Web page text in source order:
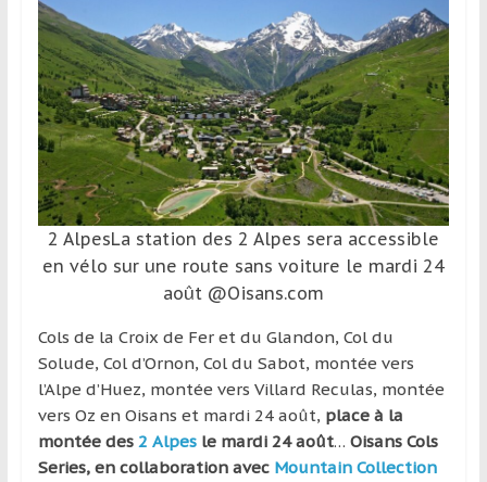
en
France
l’étranger
pour
assouvir
leur
passion,
tout
découverte
culturelle
pays
2 AlpesLa station des 2 Alpes sera accessible
en vélo sur une route sans voiture le mardi 24
août @Oisans.com
Cols de la Croix de Fer et du Glandon, Col du
Solude, Col d’Ornon, Col du Sabot, montée vers
l’Alpe d’Huez, montée vers Villard Reculas, montée
vers Oz en Oisans et mardi 24 août, place à la
montée des 2 Alpes le mardi 24 août… Oisans Cols
Series, en collaboration avec Mountain Collection